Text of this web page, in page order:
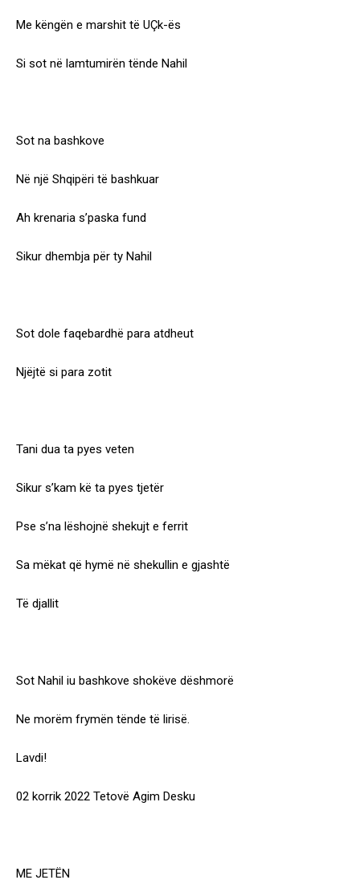
Me këngën e marshit të UÇk-ës
Si sot në lamtumirën tënde Nahil
Sot na bashkove
Në një Shqipëri të bashkuar
Ah krenaria s’paska fund
Sikur dhembja për ty Nahil
Sot dole faqebardhë para atdheut
Njëjtë si para zotit
Tani dua ta pyes veten
Sikur s’kam kë ta pyes tjetër
Pse s’na lëshojnë shekujt e ferrit
Sa mëkat që hymë në shekullin e gjashtë
Të djallit
Sot Nahil iu bashkove shokëve dëshmorë
Ne morëm frymën tënde të lirisë.
Lavdi!
02 korrik 2022 Tetovë Agim Desku
ME JETËN